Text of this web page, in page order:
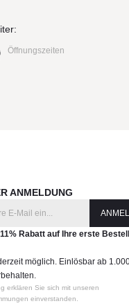
Öffnungszeiten
ANMELDUNG
Rabatt auf Ihre erste
möglich. Einlösbar ab
erklären Sie sich mit unseren
einverstanden.